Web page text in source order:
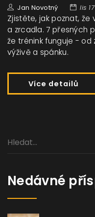
Jan Novotný lis 17
Zjistěte, jak poznat,
a zrcadla. 7 přesných
že trénink funguje - od
výživě a spánku.
Více detailů
Nedávné